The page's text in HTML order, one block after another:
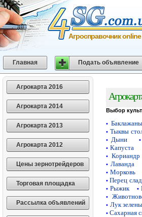
Агросправочник online
Главная Подать объявление
Агрокарта 2016
Агрокарта 2014
Агрокарта 2013
Агрокарта 2012
Цены зернотрейдеров
Торговая площадка
Рассылка объявлений
Выбор
• Баклажаны
• Тыквы
• Дыни •
• Капуста
• Кориандр
• Лаванда
• Морковь
• Перец
• Рыжик •
•
• Лук
• Сахарная